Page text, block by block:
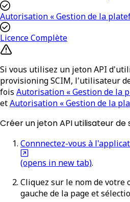
Autorisation « Gestion de la
Licence Complète
Si vous utilisez un jeton API
provisioning SCIM, l'utilisateur
fois Autorisation « Gestion de la
etAutorisation « Gestion de la
Créer un jeton API utilisateur de
Connnectez-vous à
(opens in new tab).
Cliquez sur le nom de votre
gauche de la page et